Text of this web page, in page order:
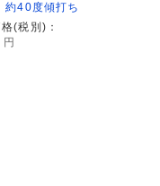
約40度傾打ち
(税別)：
円